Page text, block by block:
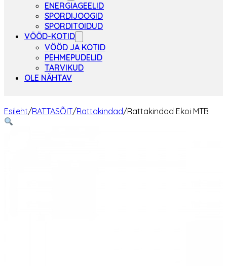
ENERGIAGEELID
SPORDIJOOGID
SPORDITOIDUD
VÖÖD-KOTID
VÖÖD JA KOTID
PEHMEPUDELID
TARVIKUD
OLE NÄHTAV
Esileht/RATTASÕIT/Rattakindad/Rattakindad Ekoi MTB